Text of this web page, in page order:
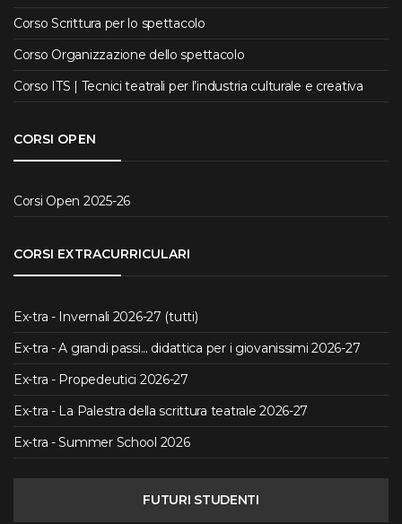
Corso Scrittura per lo spettacolo
Corso Organizzazione dello spettacolo
Corso ITS | Tecnici teatrali per l’industria culturale e creativa
CORSI OPEN
Corsi Open 2025-26
CORSI EXTRACURRICULARI
Ex-tra - Invernali 2026-27 (tutti)
Ex-tra - A grandi passi... didattica per i giovanissimi 2026-27
Ex-tra - Propedeutici 2026-27
Ex-tra - La Palestra della scrittura teatrale 2026-27
Ex-tra - Summer School 2026
FUTURI STUDENTI